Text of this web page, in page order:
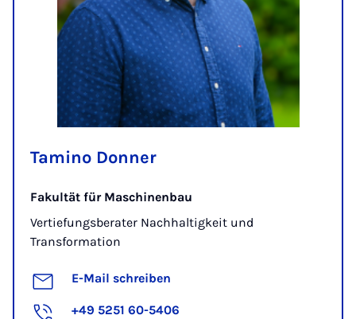
Tamino Donner
Fakultät für Maschinenbau
Vertiefungsberater Nachhaltigkeit und
Transformation
E-Mail schreiben
+49 5251 60-5406